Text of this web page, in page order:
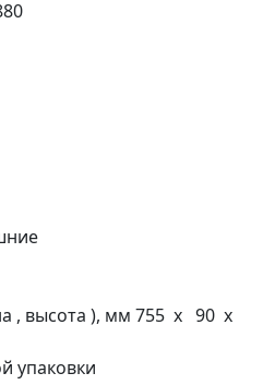
, высота ), мм 755 x 90 x
упаковки